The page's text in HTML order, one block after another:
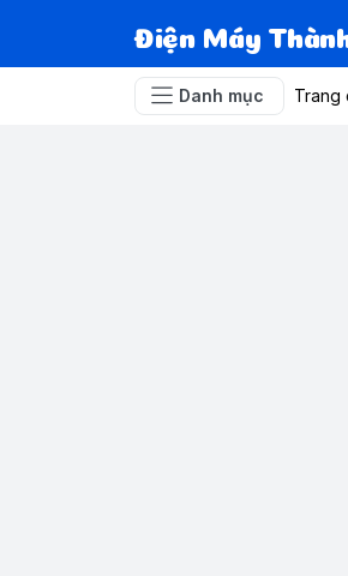
Điện Máy
Danh mục Trang